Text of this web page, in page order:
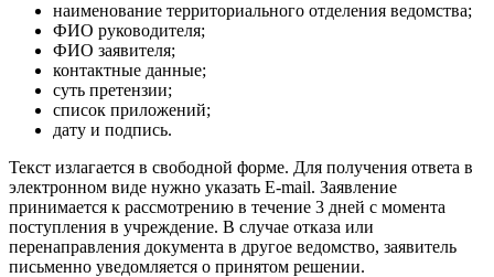
наименование территориального отделения ведомства;
ФИО руководителя;
ФИО заявителя;
контактные данные;
суть претензии;
список приложений;
дату и подпись.
Текст излагается в свободной форме. Для получения ответа в
электронном виде нужно указать E-mail. Заявление
принимается к рассмотрению в течение 3 дней с момента
поступления в учреждение. В случае отказа или
перенаправления документа в другое ведомство, заявитель
письменно уведомляется о принятом решении.